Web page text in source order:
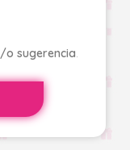
sugerencia.